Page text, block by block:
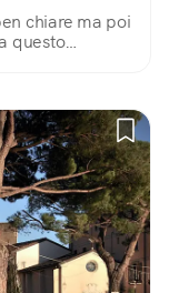
chiare ma poi
questo